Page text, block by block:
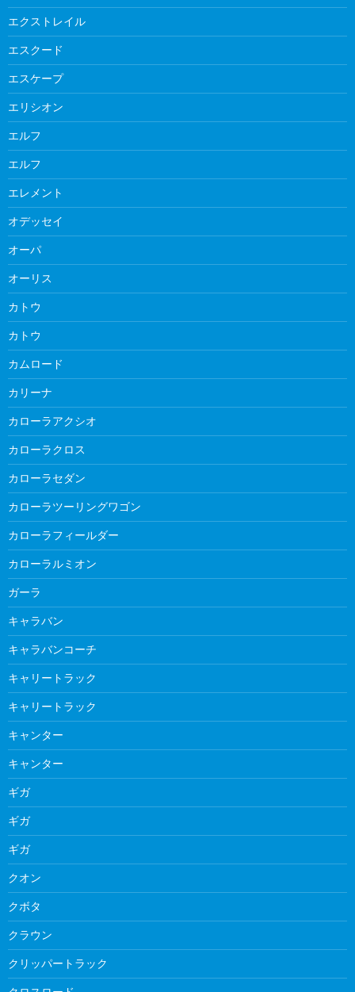
エクストレイル
エスクード
エスケープ
エリシオン
エルフ
エルフ
エレメント
オデッセイ
オーパ
オーリス
カトウ
カトウ
カムロード
カリーナ
カローラアクシオ
カローラクロス
カローラセダン
カローラツーリングワゴン
カローラフィールダー
カローラルミオン
ガーラ
キャラバン
キャラバンコーチ
キャリートラック
キャリートラック
キャンター
キャンター
ギガ
ギガ
ギガ
クオン
クボタ
クラウン
クリッパートラック